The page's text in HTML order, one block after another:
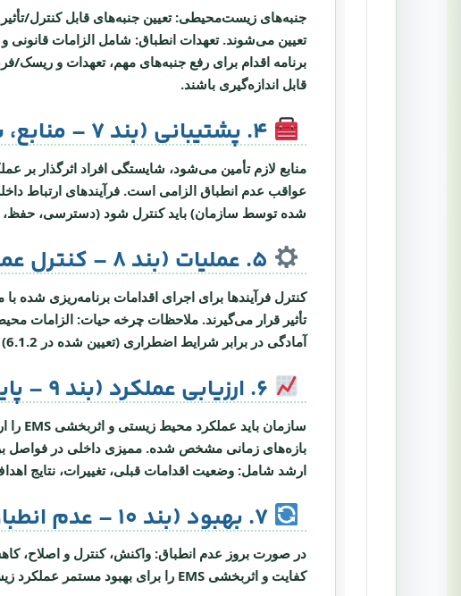
جنبه‌های زیست‌محیطی: تعیین جنبه‌های قابل کنترل/
تعیین می‌شوند.تعهدات انطباق: شامل الزامات قانونی و
برنامه اقدام برای رفع جنبه‌های مهم، تعهدات و
قابل اندازه‌گیری باشند.
منابع لازم تأمین می‌شود، شایستگی افراد اثرگذار
عواقب عدم انطباق الزامی است. فرآیندهای ارتباط
شده توسط سازمان) باید کنترل شود (دسترسی، حفظ،
کنترل فرآیندها برای اجرای اقدامات برنامه‌ریزی شده
تأثیر قرار می‌گیرند. ملاحظات چرخه حیات: الزامات
آمادگی در برابر شرایط اضطراری (تعیین شده در 6.1.2) از جمله برنامه پاسخ، تست دوره‌ای و بازنگری پس از وقوع.
سازمان باید عملکرد محیط زیستی و اثربخشی EMS را ارزیابی کند.
بازه‌های زمانی مشخص شده. ممیزی داخلی در فواصل
ارشد شامل: وضعیت اقدامات قبلی، تغییرات، نتایج
۷. بهبود (بند ۱۰ – عدم انطباق و اقدام اصلاحی، بهبود مستمر)
در صورت بروز عدم انطباق: واکنش، کنترل و اصلاح،
کفایت و اثربخشی EMS
را برای بهبود مستمر عملکرد